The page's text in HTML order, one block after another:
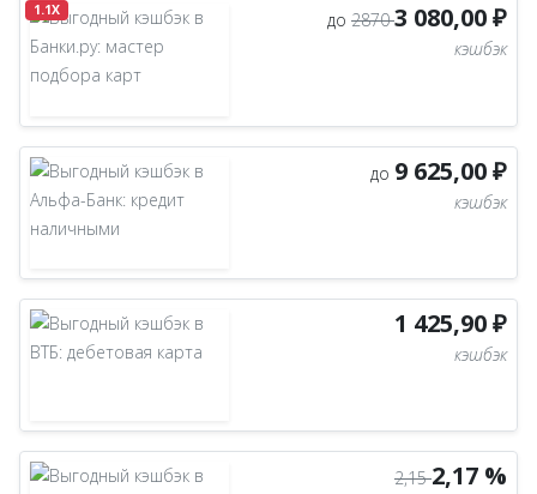
1.1X до 28703 080,00 ₽
кэшбэк
до 9 625,00 ₽
кэшбэк
1 425,90 ₽
кэшбэк
2,152,17 %